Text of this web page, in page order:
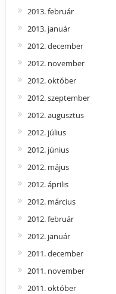
2013. február
2013. január
2012. december
2012. november
2012. október
2012. szeptember
2012. augusztus
2012. július
2012. június
2012. május
2012. április
2012. március
2012. február
2012. január
2011. december
2011. november
2011. október